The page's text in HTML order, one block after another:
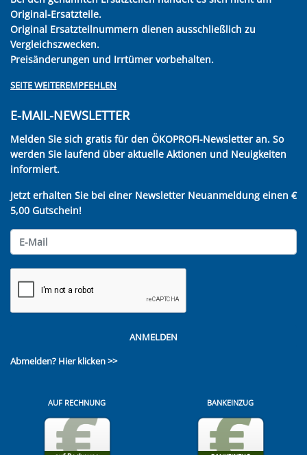
Original-Ersatzteile.
Original Ersatzteilnummern dienen ausschließlich zu
Vergleichszwecken.
Preisänderungen und Irrtümer vorbehalten.
SEITE WEITEREMPFEHLEN
E-MAIL-NEWSLETTER
Melden Sie sich gratis für den ÖKOPROFI-Newsletter an. So
werden Sie laufend über aktuelle Aktionen und Neuigkeiten
informiert.
Jetzt erhalten Sie bei einer Newsletter Neuanmeldung einen €
5,00 Gutschein!
ANMELDEN
Abmelden? Hier klicken >>
AUF RECHNUNG BANKEINZUG